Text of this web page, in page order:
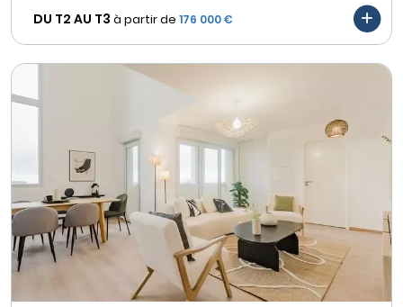
DU T2 AU T3 à partir de 176 000 €